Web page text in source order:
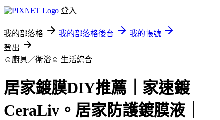
登入
我的部落格 我的部落格後台
我的帳號
登出
☺廚具／衛浴☺ 生活綜合
居家鍍膜DIY推薦｜家速鍍
CeraLiv。居家防護鍍膜液｜